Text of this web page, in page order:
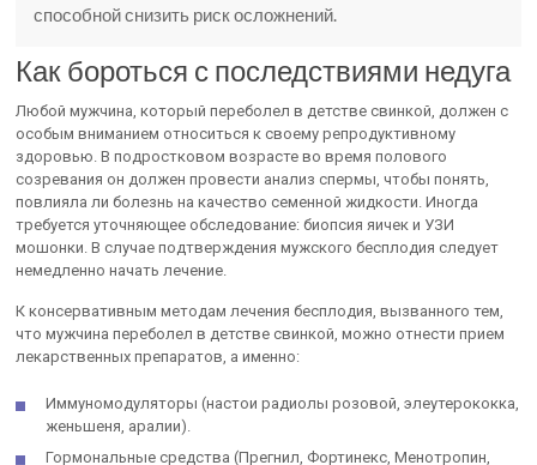
способной снизить риск осложнений.
Как бороться с последствиями недуга
Любой мужчина, который переболел в детстве свинкой, должен с
особым вниманием относиться к своему репродуктивному
здоровью. В подростковом возрасте во время полового
созревания он должен провести анализ спермы, чтобы понять,
повлияла ли болезнь на качество семенной жидкости. Иногда
требуется уточняющее обследование: биопсия яичек и УЗИ
мошонки. В случае подтверждения мужского бесплодия следует
немедленно начать лечение.
К консервативным методам лечения бесплодия, вызванного тем,
что мужчина переболел в детстве свинкой, можно отнести прием
лекарственных препаратов, а именно:
Иммуномодуляторы (настои радиолы розовой, элеутерококка,
женьшеня, аралии).
Гормональные средства (Прегнил, Фортинекс, Менотропин,